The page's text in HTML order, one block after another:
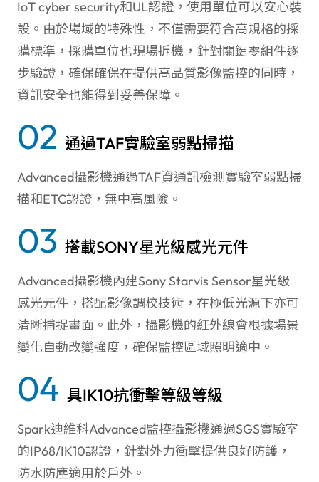
IoT cyber security和UL認證，使用單位可以安心裝
設。由於場域的特殊性，不僅需要符合高規格的採
購標準，採購單位也現場拆機，針對關鍵零組件逐
步驗證，確保確保在提供高品質影像監控的同時，
資訊安全也能得到妥善保障。
02 通過TAF實驗室弱點掃描
Advanced攝影機通過TAF資通訊檢測實驗室弱點掃
描和ETC認證，無中高風險。
03 搭載SONY星光級感光元件
Advanced攝影機內建Sony Starvis Sensor星光級
感光元件，搭配影像調校技術，在極低光源下亦可
清晰捕捉畫面。此外，攝影機的紅外線會根據場景
變化自動改變強度，確保監控區域照明適中。
04 具IK10抗衝擊等級等級
Spark迪維科Advanced監控攝影機通過SGS實驗室
的IP68/IK10認證，針對外力衝擊提供良好防護，
防水防塵適用於戶外。